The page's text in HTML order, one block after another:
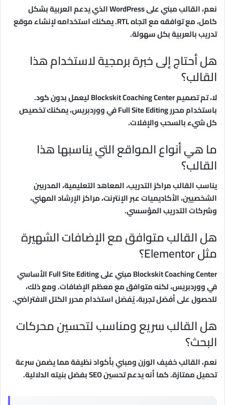
نعم، القالب مبني على WordPress الذي يدعم العربية بشكل
كامل، مع توافقه مع اتجاه RTL. يمكنك استخدامه لإنشاء موقع
تدريب بالعربية بكل سهولة.
هل أحتاج إلى خبرة برمجية لاستخدام هذا
القالب؟
لا، تم تصميم Blockskit Coaching Center ليعمل بدون كود.
باستخدام محرر Full Site Editing في ووردبريس، يمكنك تخصيص
كل شيء بالسحب والإفلات.
ما هي أنواع المواقع التي يناسبها هذا
القالب؟
يناسب القالب مراكز التدريب، المعاهد التعليمية، المدربين
الشخصيين، الأكاديميات عبر الإنترنت، مراكز الإرشاد المهني،
وشركات التدريب المؤسسي.
هل القالب متوافق مع الإضافات الشهيرة
مثل Elementor؟
Blockskit Coaching Center مبني على Full Site Editing الأساسي
في ووردبريس، لكنه متوافق مع معظم الإضافات. ومع ذلك،
للحصول على أفضل تجربة، يُفضل استخدام محرر الكتل الافتراضي.
هل القالب سريع ومناسب لتحسين محركات
البحث؟
نعم، القالب خفيف الوزن ومبني بأكواد نظيفة مما يضمن سرعة
تحميل ممتازة. كما أنه يدعم تحسين SEO بفضل بنيته الدلالية.